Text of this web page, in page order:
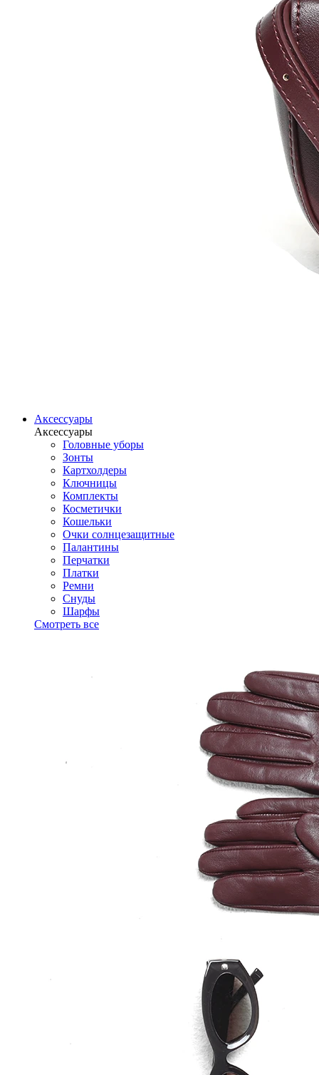
Аксессуары
Аксессуары
Головные уборы
Зонты
Картхолдеры
Ключницы
Комплекты
Косметички
Кошельки
Очки солнцезащитные
Палантины
Перчатки
Платки
Ремни
Снуды
Шарфы
Смотреть все